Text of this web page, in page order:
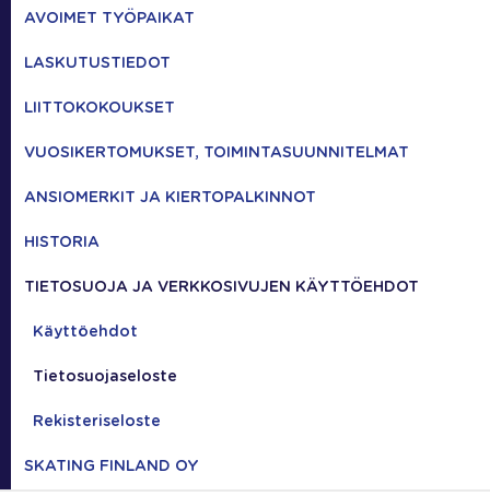
AVOIMET TYÖPAIKAT
LASKUTUSTIEDOT
LIITTOKOKOUKSET
VUOSIKERTOMUKSET, TOIMINTASUUNNITELMAT
ANSIOMERKIT JA KIERTOPALKINNOT
HISTORIA
TIETOSUOJA JA VERKKOSIVUJEN KÄYTTÖEHDOT
Käyttöehdot
Tietosuojaseloste
Rekisteriseloste
SKATING FINLAND OY